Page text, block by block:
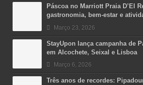
Páscoa no Marriott Praia D’El
gastronomia, bem-estar e
Março 23, 2026
StayUpon lança campanha de
em Alcochete, Seixal e Lisboa
Março 6, 2026
Três anos de recordes: